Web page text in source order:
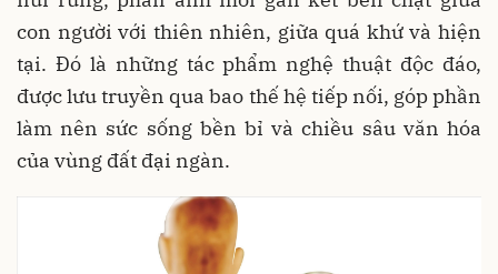
con người với thiên nhiên, giữa quá khứ và hiện
tại. Đó là những tác phẩm nghệ thuật độc đáo,
được lưu truyền qua bao thế hệ tiếp nối, góp phần
làm nên sức sống bền bỉ và chiều sâu văn hóa
của vùng đất đại ngàn.